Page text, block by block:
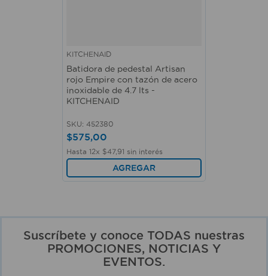
KITCHENAID
Batidora de pedestal Artisan
rojo Empire con tazón de acero
inoxidable de 4.7 lts -
KITCHENAID
SKU: 452380
$575,00
Hasta 12x $47, 91 sin interés
AGREGAR
Suscríbete y conoce TODAS nuestras
PROMOCIONES, NOTICIAS Y
EVENTOS.